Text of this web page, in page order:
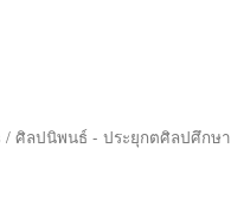
/ ศิลปนิพนธ์ - ประยุกตศิลปศึกษา